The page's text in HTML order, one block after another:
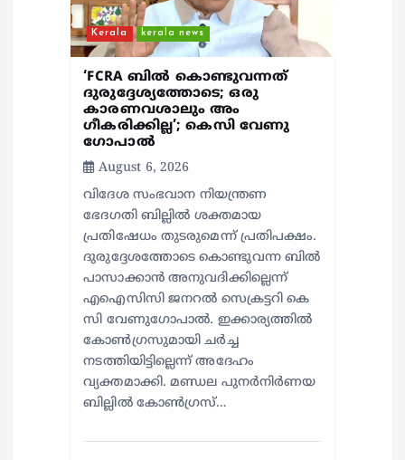
Kerala kerala news
‘FCRA ബിൽ കൊണ്ടുവന്നത്
ദുരുദ്ദേശ്യത്തോടെ; ഒരു
കാരണവശാലും അം​
ഗീകരിക്കില്ല’; കെസി വേണു​
ഗോപാൽ
August 6, 2026
വിദേശ സംഭവാന നിയന്ത്രണ
ഭേദഗതി ബില്ലിൽ ശക്തമായ
പ്രതിഷേധം തുടരുമെന്ന് പ്രതിപക്ഷം.
ദുരുദ്ദേശത്തോടെ കൊണ്ടുവന്ന ബിൽ
പാസാക്കാൻ അനുവദിക്കില്ലെന്ന്
എഐസിസി ജനറൽ സെക്രട്ടറി കെ
സി വേണുഗോപാൽ. ഇക്കാര്യത്തിൽ
കോൺഗ്രസുമായി ചർച്ച
നടത്തിയിട്ടില്ലെന്ന് അദേഹം
വ്യക്തമാക്കി. മണ്ഡല പുനർനിർണയ
ബില്ലിൽ കോൺഗ്രസ്…